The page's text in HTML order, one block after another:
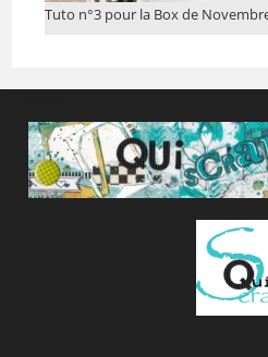
Tuto n°3 pour la Box de